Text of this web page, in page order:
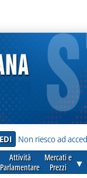
Non riesco ad
Attività
Parlamentare
Mercati e
Prezzi
▼